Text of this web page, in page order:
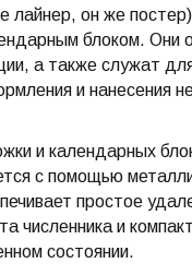
лайнер, он же постер)
блоком. Они
а также служат
и нанесения
и календарных
с помощью
простое
численника и
состоянии.